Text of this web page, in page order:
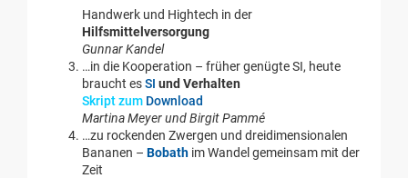
Handwerk und Hightech in der
Hilfsmittelversorgung
Gunnar Kandel
…in die Kooperation – früher genügte SI, heute
braucht esSI und Verhalten
Skript zum Download
Martina Meyer und Birgit Pammé
…zu rockenden Zwergen und dreidimensionalen
Bananen – Bobath im Wandel gemeinsam mit der
Zeit